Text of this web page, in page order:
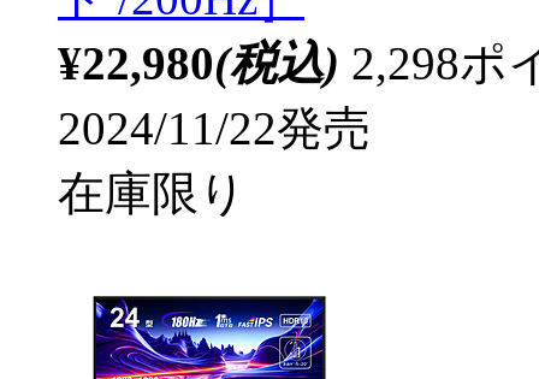
¥22,980(税込) 2,298ポ
2024/11/22発売
在庫限り